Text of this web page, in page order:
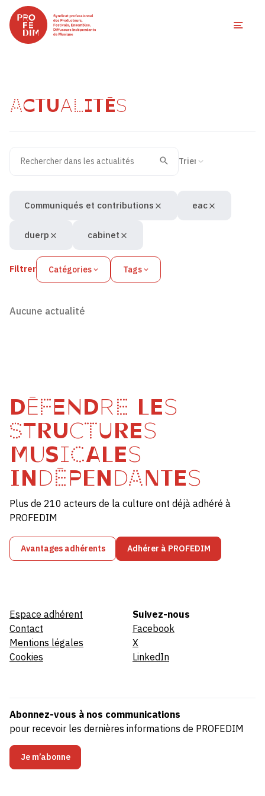
ACTUALITÉS
Recherche
Valider
Filtrer Catégories Tags
Communiqués et contributions eac
duerp cabinet
Aucune actualité
DÉFENDRE LES
STRUCTURES
MUSICALES
INDÉPENDANTES
Plus de 210 acteurs de la culture ont déjà adhéré à
PROFEDIM
Avantages adhérents Adhérer à PROFEDIM
Espace adhérent
Contact
Mentions légales
Cookies
Suivez-nous
Facebook
X
LinkedIn
Abonnez-vous à nos communications
pour recevoir les dernières informations de PROFEDIM
Je m’abonne